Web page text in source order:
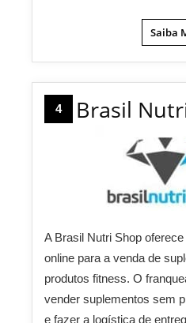
Saiba
4 Brasil
A Brasil Nutri Shop
online para a venda de
produtos fitness. O
vender suplementos sem
e fazer a logística de